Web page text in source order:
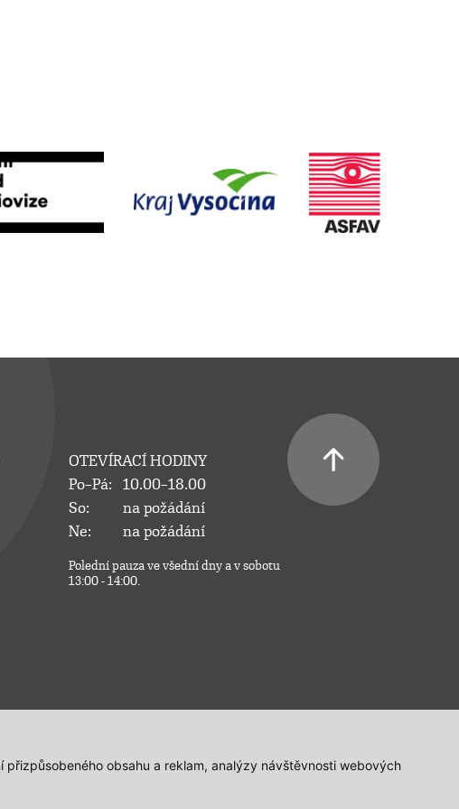
obsahu a reklam, analýzy návštěvnosti webových
OTEVÍRACÍ HODINY
Po–Pá:
10.00–18.00
So:
na požádání
Ne:
na požádání
Polední pauza ve všední dny a v sobotu
13:00 - 14:00.